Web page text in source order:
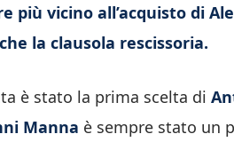
più vicino all’acquisto di
la clausola rescissoria.
è stato la prima scelta di
Manna è sempre stato un